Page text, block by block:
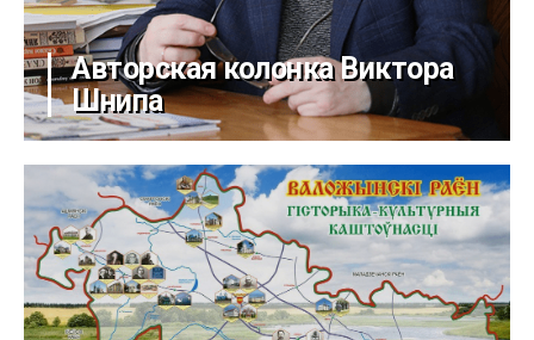
Авторская колонка Виктора
Шнипа